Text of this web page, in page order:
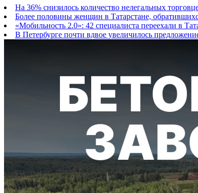
На 36% снизилось количество нелегальных
Более половины женщин в Татарстане,
«Мобильность 2.0»: 42 специалиста переехали в
В Петербурге почти вдвое увеличилось